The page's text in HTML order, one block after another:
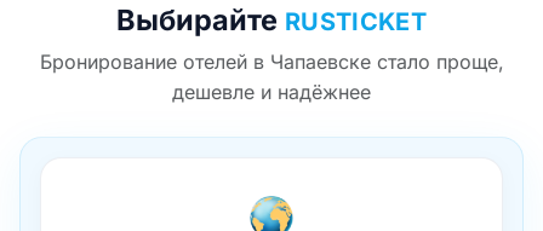
Выбирайте RUSTICKET
Бронирование отелей в Чапаевске стало проще,
дешевле и надёжнее